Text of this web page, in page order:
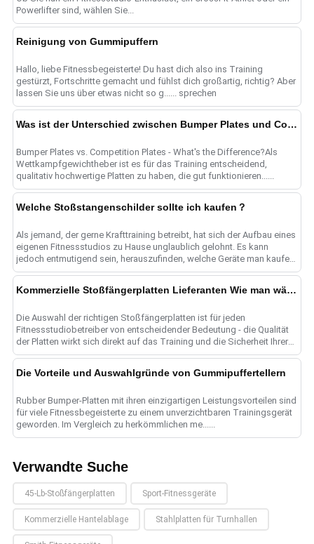
Powerlifter sind, wählen Sie...
Reinigung von Gummipuffern
Hallo, liebe Fitnessbegeisterte! Du hast dich also ins Training
gestürzt, Fortschritte gemacht und fühlst dich großartig, richtig? Aber
lassen Sie uns über etwas nicht so g...... sprechen
Was ist der Unterschied zwischen Bumper Plates und Competition Plates?
Bumper Plates vs. Competition Plates - What's the Difference?Als
Wettkampfgewichtheber ist es für das Training entscheidend,
qualitativ hochwertige Platten zu haben, die gut funktionieren......
Welche Stoßstangenschilder sollte ich kaufen？
Als jemand, der gerne Krafttraining betreibt, hat sich der Aufbau eines
eigenen Fitnessstudios zu Hause unglaublich gelohnt. Es kann
jedoch entmutigend sein, herauszufinden, welche Geräte man kaufen
soll, ......
Kommerzielle Stoßfängerplatten Lieferanten Wie man wählt？
Die Auswahl der richtigen Stoßfängerplatten ist für jeden
Fitnessstudiobetreiber von entscheidender Bedeutung - die Qualität
der Platten wirkt sich direkt auf das Training und die Sicherheit Ihrer
Mitglieder aus. Mit so vielen vend......
Die Vorteile und Auswahlgründe von Gummipuffertellern
Rubber Bumper-Platten mit ihren einzigartigen Leistungsvorteilen sind
für viele Fitnessbegeisterte zu einem unverzichtbaren Trainingsgerät
geworden. Im Vergleich zu herkömmlichen me......
Verwandte Suche
45-Lb-Stoßfängerplatten Sport-Fitnessgeräte
Kommerzielle Hantelablage Stahlplatten für Turnhallen